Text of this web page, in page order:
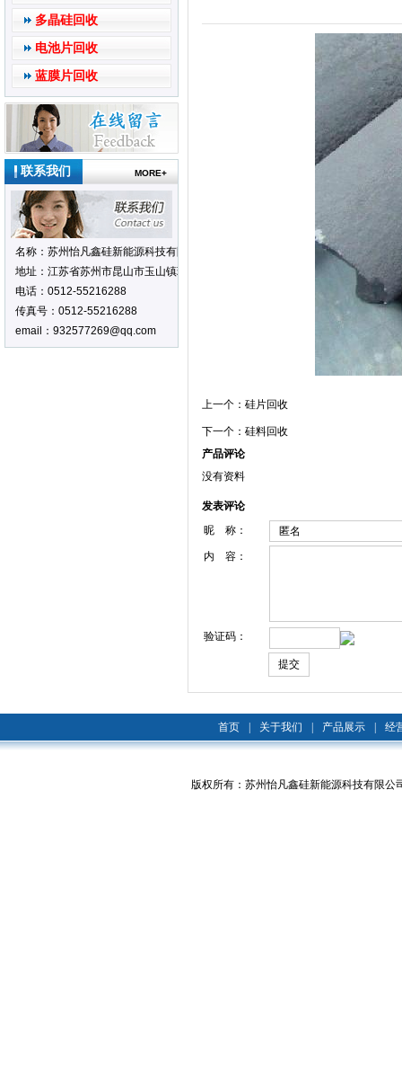
多晶硅回收
电池片回收
蓝膜片回收
联系我们 MORE+
名称：苏州怡凡鑫硅新能源科技有限公司
地址：江苏省苏州市昆山市玉山镇环庆路2588号5幢
电话：0512-55216288
传真号：0512-55216288
email：932577269@qq.com
上一个： 硅片回收
下一个： 硅料回收
产品评论
没有资料
发表评论
昵 称：
内 容：
验证码：
首页 | 关于我们 | 产品展示 | 经
版权所有：苏州怡凡鑫硅新能源科技有限